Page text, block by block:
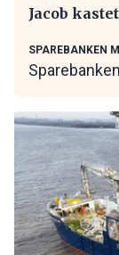
Jacob
SPAREBANKEN